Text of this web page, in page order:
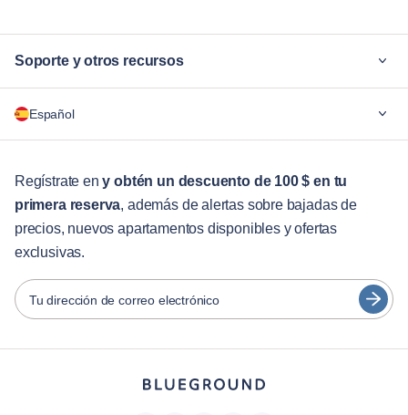
Soporte y otros recursos
Para las empresas
Servicios para huéspedes
Guías de ciudades
Socios
Operadores de alquiler amueblado
Propietarios
Socios de franquicia
Español
English
Português
Español
Français
Türkçe
Regístrate eny obtén un descuento de 100 $ en tu
primera reserva, además de alertas sobre bajadas de
precios, nuevos apartamentos disponibles y ofertas
exclusivas.
Tu dirección de correo electrónico